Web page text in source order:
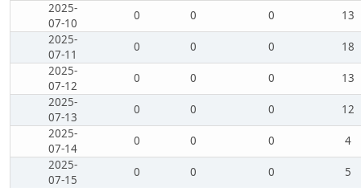
2025-
07-10
0 0 0
13
2025-
07-11
0 0 0
18
2025-
07-12
0 0 0
13
2025-
07-13
0 0 0
12
2025-
07-14
0 0 0
4
2025-
07-15
0 0 0
5